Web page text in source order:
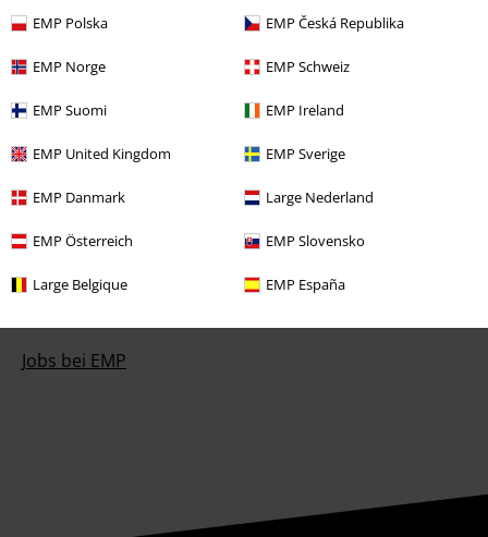
EMP Polska EMP Česká Republika
EMP Norge EMP Schweiz
EMP Suomi EMP Ireland
EMP United Kingdom EMP Sverige
EMP Danmark Large Nederland
EMP Österreich EMP Slovensko
Large Belgique EMP España
Über EMP
EMP Events
Partnerprogramm
EMP Stores
Jobs bei EMP